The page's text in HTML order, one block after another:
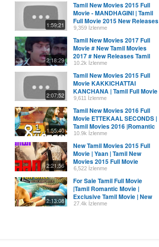
1:59:21
Tamil New Movies 2015 Full
Movie - MANDHAGINI | Tamil
Full Movie 2015 New Releases
9,359 İzlenme
2:18:29
Tamil New Movies 2017 Full
Movie # New Tamil Movies
2017 # New Releases Tamil
Full Movies 2017
10.2k İzlenme
2:07:52
Tamil New Movies 2015 Full
Movie KAKKICHATTAI
KANCHANA | Tamil Full Movie
2015
9,611 İzlenme
1:55:40
Tamil New Movies 2016 Full
Movie ETTEKAAL SECONDS |
Tamil Movies 2016 |Romantic
Full Movie
10.9k İzlenme
2:21:56
New Tamil Movies 2015 Full
Movie | Yaan | Tamil New
Movies 2015 Full Movie
6,522 İzlenme
2:13:08
For Sale Tamil Full Movie
|Tamil Romantic Movie |
Exclusive Tamil Movie | New
Releases 2016
27.4k İzlenme